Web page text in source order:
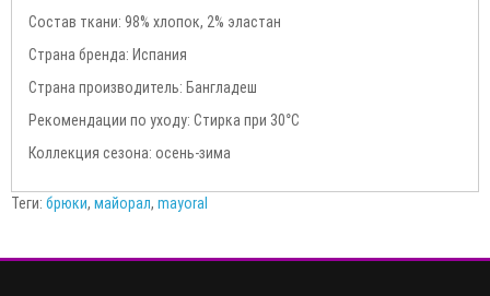
Состав ткани: 98% хлопок, 2% эластан
Страна бренда: Испания
Страна производитель: Бангладеш
Рекомендации по уходу: Стирка при 30°С
Коллекция сезона: осень-зима
Теги: брюки, майорал, mayoral